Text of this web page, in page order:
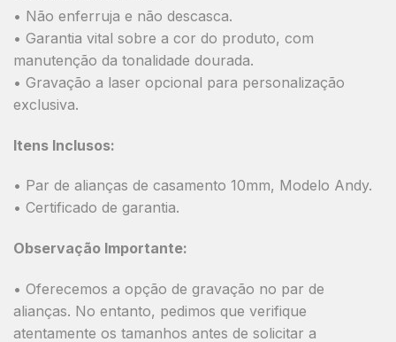
• Não enferruja e não descasca.
• Garantia vital sobre a cor do produto, com
manutenção da tonalidade dourada.
• Gravação a laser opcional para personalização
exclusiva.
Itens Inclusos:
• Par de alianças de casamento 10mm, Modelo Andy.
• Certificado de garantia.
Observação Importante:
• Oferecemos a opção de gravação no par de
alianças. No entanto, pedimos que verifique
atentamente os tamanhos antes de solicitar a